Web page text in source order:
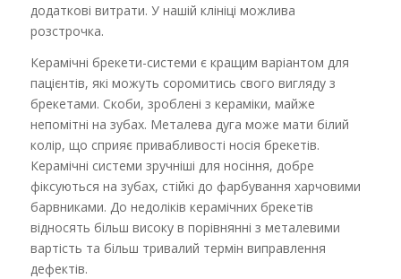
додаткові витрати. У нашій клініці можлива
розстрочка.
Керамічні брекети-системи є кращим варіантом для
пацієнтів, які можуть соромитись свого вигляду з
брекетами. Скоби, зроблені з кераміки, майже
непомітні на зубах. Металева дуга може мати білий
колір, що сприяє привабливості носія брекетів.
Керамічні системи зручніші для носіння, добре
фіксуються на зубах, стійкі до фарбування харчовими
барвниками. До недоліків керамічних брекетів
відносять більш високу в порівнянні з металевими
вартість та більш тривалий термін виправлення
дефектів.